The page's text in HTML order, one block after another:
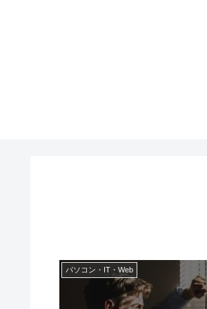
パソコン・IT・Web